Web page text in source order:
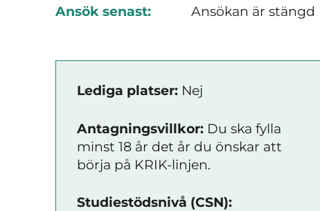
Ansök senast:
Ansökan är stängd
Lediga platser: Nej
Antagningsvillkor: Du ska fylla
minst 18 år det år du önskar att
börja på KRIK-linjen.
Studiestödsnivå (CSN):